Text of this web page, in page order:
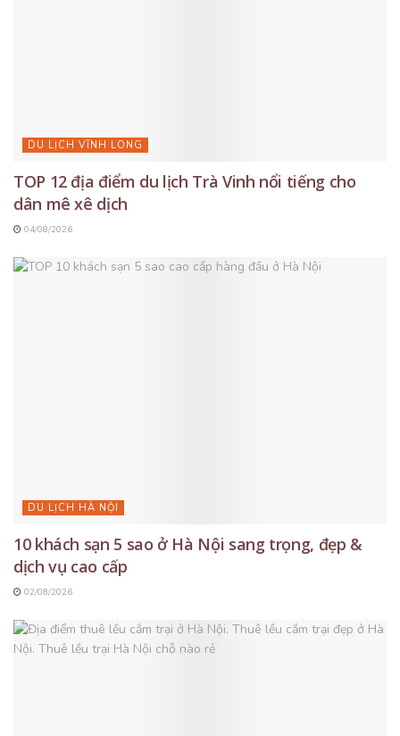
DU LỊCH VĨNH LONG
TOP 12 địa điểm du lịch Trà Vinh nổi tiếng cho
dân mê xê dịch
04/08/2026
DU LỊCH HÀ NỘI
10 khách sạn 5 sao ở Hà Nội sang trọng, đẹp &
dịch vụ cao cấp
02/08/2026